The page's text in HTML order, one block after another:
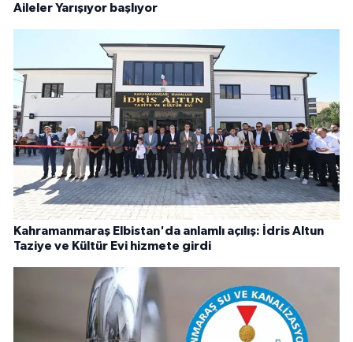
Aileler Yarışıyor başlıyor
Kahramanmaraş Elbistan'da anlamlı açılış: İdris Altun
Taziye ve Kültür Evi hizmete girdi